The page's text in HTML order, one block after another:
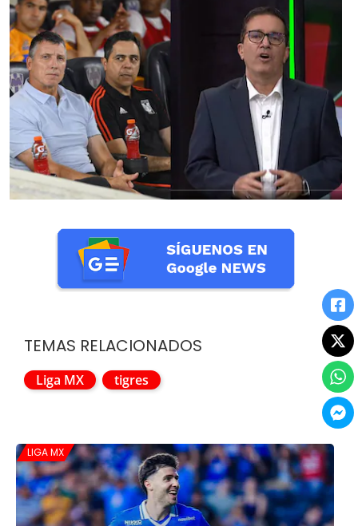
TEMAS RELACIONADOS
Liga MX tigres
LIGA MX